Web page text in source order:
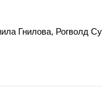
Гнилова, Рогволд